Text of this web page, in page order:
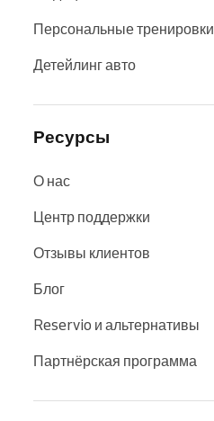
Персональные тренировки
Детейлинг авто
Ресурсы
О нас
Центр поддержки
Отзывы клиентов
Блог
Reservio и альтернативы
Партнёрская программа